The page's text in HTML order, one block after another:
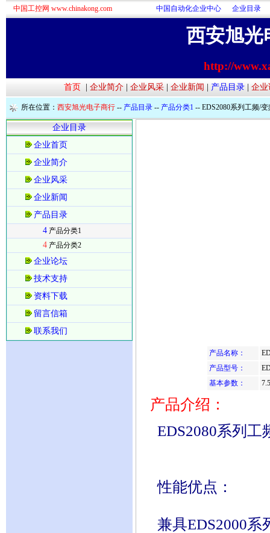
中国工控网 www.chinakong.com 中国自动化企业中心 企业目录
西安旭光
http://
首页 企业简介| 企业风采| 企业新闻 产品目录| 企业
所在位置： 西安旭光电子商行 -- 产品目录 -- 产品分类1 -- EDS2080系列工频/
企业目录
企业首页
企业简介
企业风采
企业新闻
产品目录
4 产品分类1
4 产品分类2
企业论坛
技术支持
资料下载
留言信箱
联系我们
产品名称：
产品型号：
基本参数：
产品介绍：
EDS2080系列工
性能优点：
兼具EDS2000系